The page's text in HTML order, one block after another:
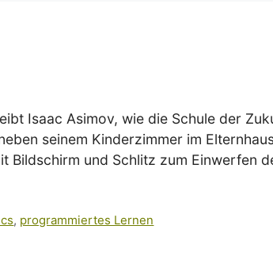
Isaac Asimov, wie die Schule der
seinem Kinderzimmer im
Bildschirm und Schlitz zum Einwerfen
, programmiertes Lernen